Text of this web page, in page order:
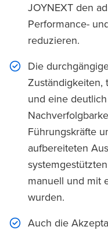
JOYNEXT den
Performance-
reduzieren.
Die
Zuständigkeiten,
und eine
Führungskräfte
aufbereiteten
manuell und mit
wurden.
Auch die